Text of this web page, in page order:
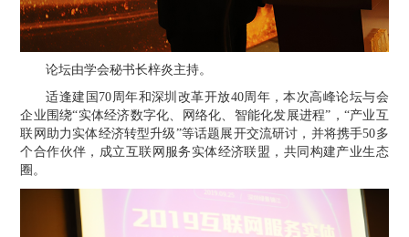
论坛由学会秘书长梓炎主持。
适逢建国 70周年和深圳改革开放40周年，本次高峰论坛与会
企业围绕“实体经济数字化、网络化、智能化发展进程”，“产业互
联网 助力实体经济转型升级”等话题展开交流研讨，并将携手50多
个合作伙伴，成立互联网服务实体经济联盟，共同构建产业生态
圈。